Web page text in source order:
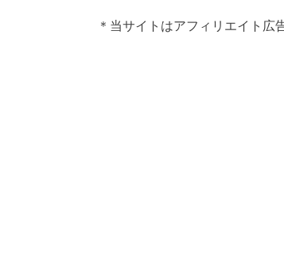
＊当サイトはアフィリエイト広